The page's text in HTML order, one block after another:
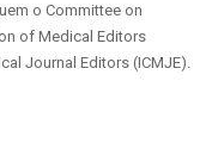
o Committee on
of Medical Editors
Journal Editors (ICMJE).